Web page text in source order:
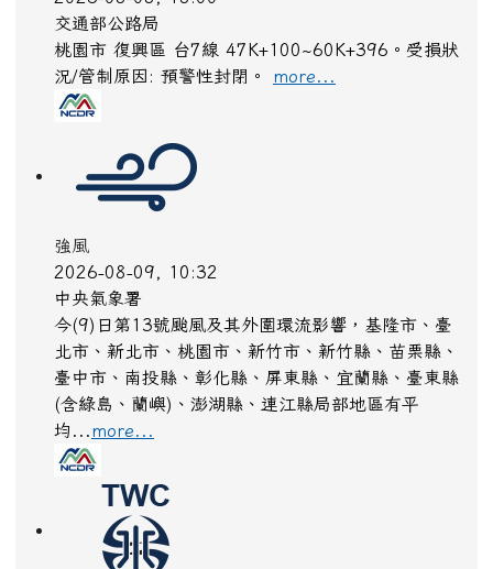
2026-08-09, 09:02
台灣自來水公司
more...
停班停課
2026-08-09, 08:30
行政院人事行政總處
[停班停課通知]桃園市復興區:今天已達停止上班及上
課標準。行政院人事行政總處。如有任何問題請撥
1999(市內直撥)。